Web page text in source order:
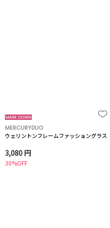
MERCURYDUO
ウェリントンフレームファッショングラス
3,080 円
30%OFF